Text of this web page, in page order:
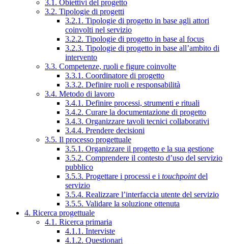
3.1. Obiettivi del progetto
3.2. Tipologie di progetti
3.2.1. Tipologie di progetto in base agli attori
coinvolti nel servizio
3.2.2. Tipologie di progetto in base al focus
3.2.3. Tipologie di progetto in base all’ambito di
intervento
3.3. Competenze, ruoli e figure coinvolte
3.3.1. Coordinatore di progetto
3.3.2. Definire ruoli e responsabilità
3.4. Metodo di lavoro
3.4.1. Definire processi, strumenti e rituali
3.4.2. Curare la documentazione di progetto
3.4.3. Organizzare tavoli tecnici collaborativi
3.4.4. Prendere decisioni
3.5. Il processo progettuale
3.5.1. Organizzare il progetto e la sua gestione
3.5.2. Comprendere il contesto d’uso del servizio
pubblico
3.5.3. Progettare i processi e i touchpointdel
servizio
3.5.4. Realizzare l’interfaccia utente del servizio
3.5.5. Validare la soluzione ottenuta
4. Ricerca progettuale
4.1. Ricerca primaria
4.1.1. Interviste
4.1.2. Questionari